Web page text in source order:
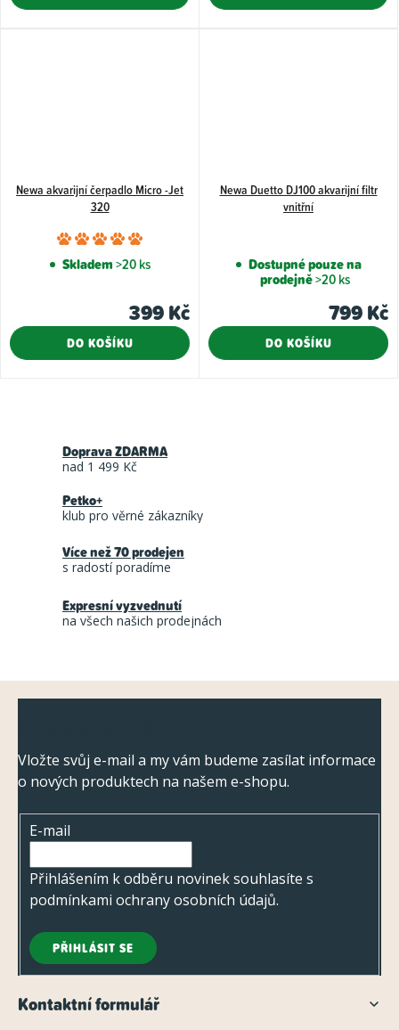
Newa akvarijní čerpadlo Micro -Jet
320
Průměrné
hodnocení
je
5,0
Skladem>20 ks
399 Kč
DO KOŠÍKU
Newa Duetto DJ100 akvarijní filtr
vnitřní
Dostupné pouze na
prodejně>20 ks
799 Kč
DO KOŠÍKU
d
p
r
k
ý
p
i
Doprava ZDARMA
nad 1 499 Kč
Petko+
klub pro věrné zákazníky
Více než 70 prodejen
s radostí poradíme
Expresní vyzvednutí
na všech našich prodejnách
Vložte svůj e-mail a my vám budeme zasílat informace
o nových produktech na našem e-shopu.
E-mail
Přihlášením k odběru novinek souhlasíte s
podmínkami ochrany osobních údajů.
PŘIHLÁSIT SE
Kontaktní formulář